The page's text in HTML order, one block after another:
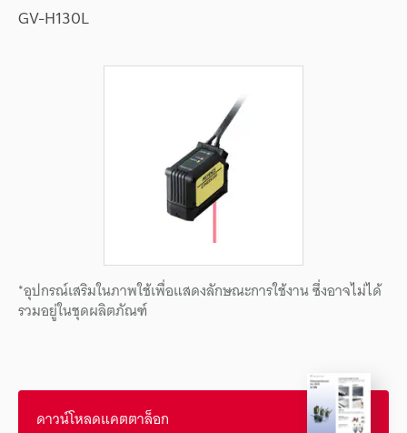
GV-H130L
*อุปกรณ์เสริมในภาพใช้เพื่อแสดงลักษณะการใช้งาน ซึ่งอาจไม่ได้
รวมอยู่ในชุดผลิตภัณฑ์
ดาวน์โหลดแคตตาล็อก